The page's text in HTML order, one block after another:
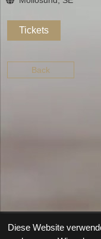
Tickets
Back
Diese Website